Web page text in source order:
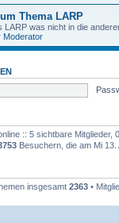
Thema LARP
LARP was nicht in die
Moderator
:: 5 sichtbare
Besuchern, die am Mi 13.
insgesamt 2363 •